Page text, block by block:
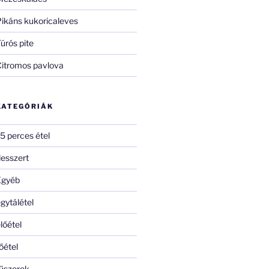
kukoricaleves
pite
pavlova
perces étel